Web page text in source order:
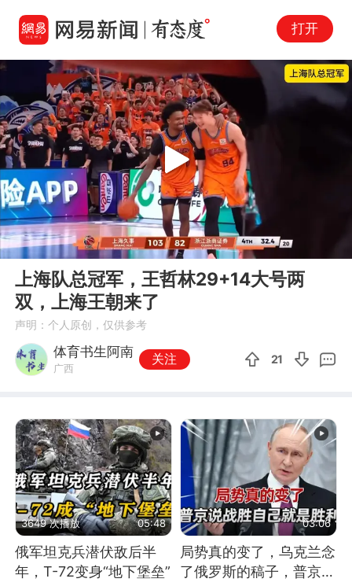
打开
00:00 01:02
Play
上海队总冠军，王哲林29+14大号两
双，上海王朝来了
声明：个人原创，仅供参考
体育书生阿南
广西
关注 21
3649 次播放 05:48
俄军坦克兵潜伏敌后半
年，T-72变身“地下堡垒”
03:06
局势真的变了，乌克兰念
了俄罗斯的稿子，普京说